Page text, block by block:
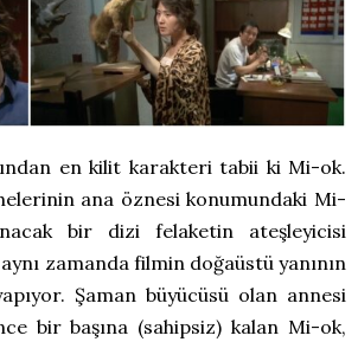
en kilit karakteri tabii ki Mi-ok.
ana öznesi konumundaki Mi-
bir dizi felaketin ateşleyicisi
zamanda filmin doğaüstü yanının
Şaman büyücüsü olan annesi
bir başına (sahipsiz) kalan Mi-ok,